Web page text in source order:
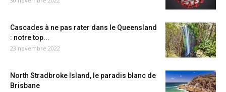
Cascades à ne pas rater dans le Queensland
: notre top...
23 novembre 2022
North Stradbroke Island, le paradis blanc de
Brisbane